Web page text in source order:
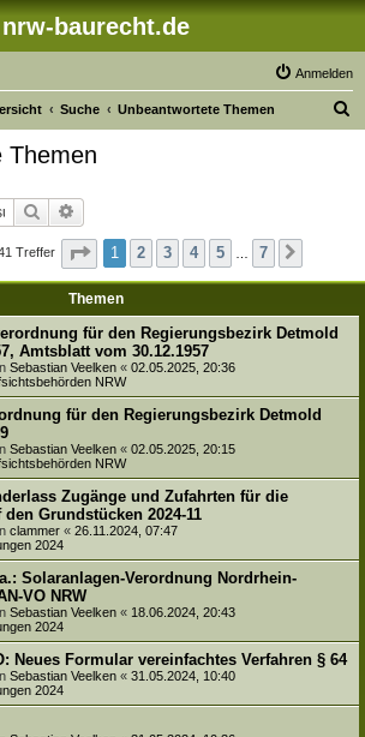
nrw-baurecht.de
Anmelden
Suche Unbeantwortete Themen
Themen
Suche
Treffer Seite 1von
1 2 3 4 5 7
Themen
für den Regierungsbezirk Detmold
Amtsblatt vom 30.12.1957
Sebastian Veelken « 02.05.2025, 20:36
NRW
für den Regierungsbezirk Detmold
Sebastian Veelken « 02.05.2025, 20:15
NRW
Zugänge und Zufahrten für die
Grundstücken 2024-11
clammer « 26.11.2024, 07:47
2024
Solaranlagen-Verordnung Nordrhein-
VO NRW
Sebastian Veelken « 18.06.2024, 20:43
2024
Neues Formular vereinfachtes Verfahren § 64
Sebastian Veelken « 31.05.2024, 10:40
2024